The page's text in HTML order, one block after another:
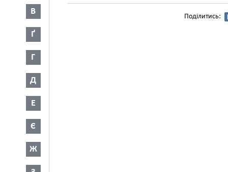
В
Ґ
Г
Д
Е
Є
Ж
Поділитись: